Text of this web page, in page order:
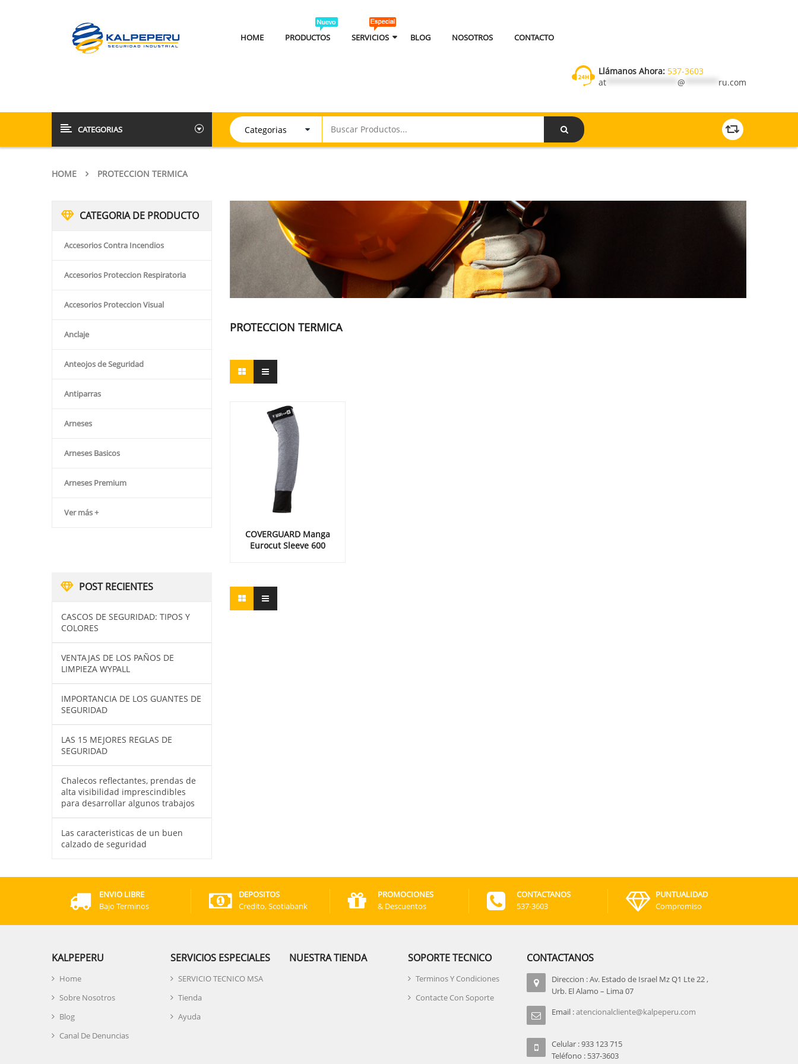
HOME PRODUCTOS SERVICIOS BLOG NOSOTROS CONTACTO
Llámanos Ahora: 537-3603
at
@ ru.com
CATEGORIAS
HOME PROTECCION TERMICA
CATEGORIA DE PRODUCTO
Accesorios Contra Incendios
Accesorios Proteccion Respiratoria
Accesorios Proteccion Visual
Anclaje
Anteojos de Seguridad
Antiparras
Arneses
Arneses Basicos
Arneses Premium
Ver más +
POST RECIENTES
CASCOS DE SEGURIDAD: TIPOS Y
COLORES
VENTAJAS DE LOS PAÑOS DE
LIMPIEZA WYPALL
IMPORTANCIA DE LOS GUANTES DE
SEGURIDAD
LAS 15 MEJORES REGLAS DE
SEGURIDAD
Chalecos reflectantes, prendas de
alta visibilidad imprescindibles
para desarrollar algunos trabajos
Las caracteristicas de un buen
calzado de seguridad
PROTECCION TERMICA
COVERGUARD Manga
Eurocut Sleeve 600
ENVIO LIBRE
Bajo Terminos
DEPOSITOS
Credito, Scotiabank
PROMOCIONES
& Descuentos
CONTACTANOS
537-3603
PUNTUALIDAD
Compromiso
KALPEPERU
Home
Sobre Nosotros
Blog
Canal De Denuncias
SERVICIOS ESPECIALES
SERVICIO TECNICO MSA
Tienda
Ayuda
NUESTRA TIENDA SOPORTE TECNICO
Terminos Y Condiciones
Contacte Con Soporte
CONTACTANOS
Direccion : Av. Estado de Israel Mz Q1 Lte 22 ,
Urb. El Alamo – Lima 07
Email :atencionalcliente@kalpeperu.com
Celular : 933 123 715
Teléfono : 537-3603